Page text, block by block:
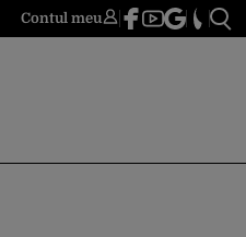
Contul meu